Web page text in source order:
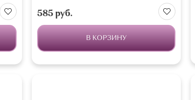
585 руб.
В КОРЗИНУ